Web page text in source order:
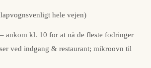
hele vejen)
ankom kl. 10 for at nå de fleste fodringer
ved indgang & restaurant; mikroovn til